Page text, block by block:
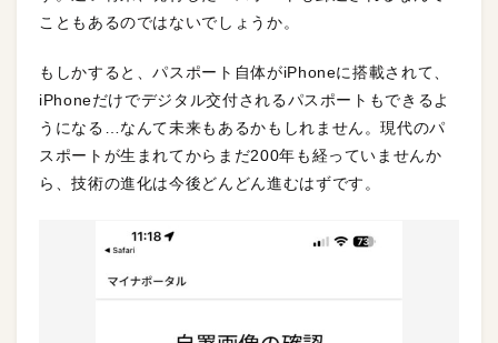
こともあるのではないでしょうか。
もしかすると、パスポート自体がiPhoneに搭載されて、
iPhoneだけでデジタル交付されるパスポートもできるよ
うになる…なんて未来もあるかもしれません。現代のパ
スポートが生まれてからまだ200年も経っていませんか
ら、技術の進化は今後どんどん進むはずです。